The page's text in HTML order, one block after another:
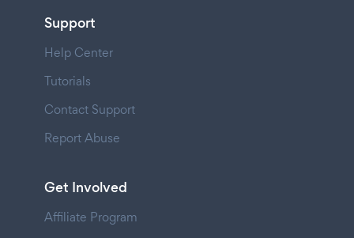
Support
Help Center
Tutorials
Contact Support
Report Abuse
Get Involved
Affiliate Program